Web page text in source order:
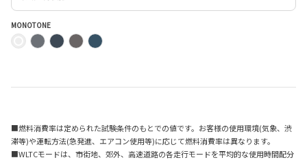
MONOTONE
■燃料消費率は定められた試験条件のもとでの値です。お客様の使用環境(気象、渋
滞等)や運転方法(急発進、エアコン使用等)に応じて燃料消費率は異なります。
■WLTCモードは、市街地、郊外、高速道路の各走行モードを平均的な使用時間配分